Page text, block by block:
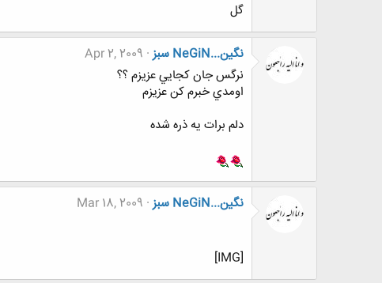
گل
نگين...NeGiN سبز
Apr 2, 2009
نرگس جان كجايي عزيزم ؟؟
اومدي خبرم كن عزيزم
دلم برات يه ذره شده
نگين...NeGiN سبز Mar 18, 2009
[IMG]